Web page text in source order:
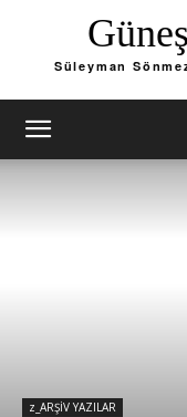
Süleyman
z_ARŞİV YAZILAR